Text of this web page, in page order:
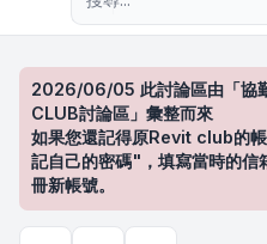
2026/06/05 此討論區由「協
CLUB討論區」彙整而來
如果您還記得原Revit club的
記自己的密碼"，填寫當時的信
冊新帳號。